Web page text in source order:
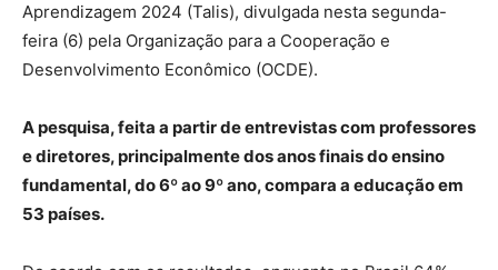
Aprendizagem 2024 (Talis), divulgada nesta segunda-
feira (6) pela Organização para a Cooperação e
Desenvolvimento Econômico (OCDE).
A pesquisa, feita a partir de entrevistas com professores
e diretores, principalmente dos anos finais do ensino
fundamental, do 6º ao 9º ano, compara a educação em
53 países.